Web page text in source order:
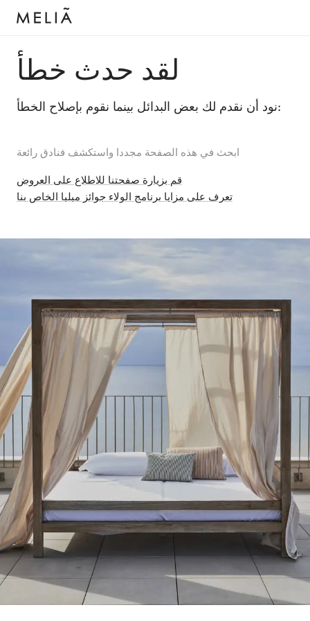
لقد حدث خطأ
نود أن نقدم لك بعض البدائل بينما نقوم بإصلاح الخطأ:
ابحث في هذه الصفحة مجددا واستكشف فنادق رائعة
قم بزيارة صفحتنا للاطلاع على العروض
تعرف على مزايا برنامج الولاء جوائز ميليا الخاص بنا